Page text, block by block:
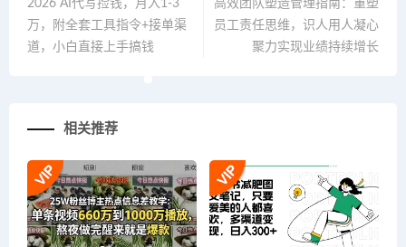
2026 AI代写捡钱，月入1-3
万，附全套工具指令+接单渠
道，小白直接上手搞钱
高效团队塑造管理指南：重塑
员工责任思维，识人用人凝心
聚力实现业绩持续增长
相关推荐